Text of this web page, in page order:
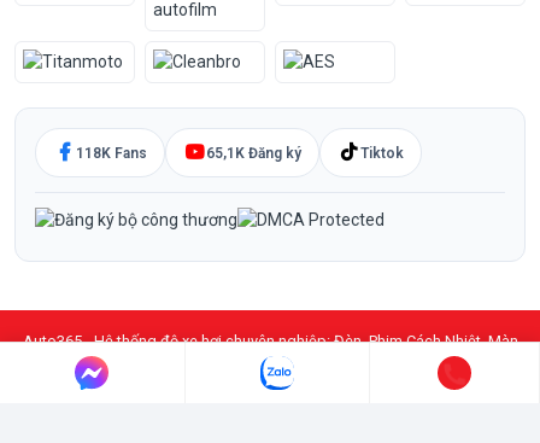
118K Fans 65,1K Đăng ký Tiktok
Auto365 - Hệ thống độ xe hơi chuyên nghiệp: Đèn, Phim Cách Nhiệt, Màn
Hình DVD Android, PPF